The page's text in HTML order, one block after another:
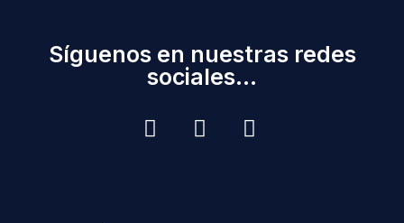
Síguenos en nuestras redes
sociales...